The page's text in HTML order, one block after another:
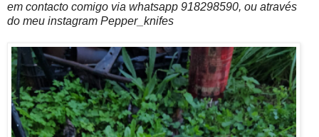
em contacto comigo via whatsapp 918298590, ou através
do meu instagram Pepper_knifes